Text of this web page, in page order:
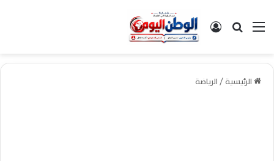
القائمةبحث عن تسجيل الدخول
الرئيسية/الرياضة